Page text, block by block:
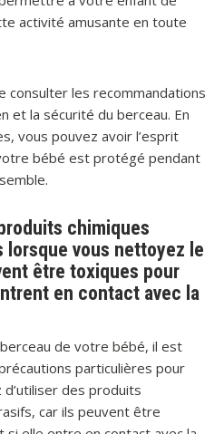
activité amusante en toute
consulter les recommandations
et la sécurité du berceau. En
vous pouvez avoir l’esprit
bébé est protégé pendant
chimiques
vous nettoyez le
être toxiques pour
en contact avec la
de votre bébé, il est
particulières pour
des produits
car ils peuvent être